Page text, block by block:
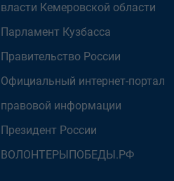
власти Кемеровской области
Парламент Кузбасса
Правительство России
Официальный интернет-портал
правовой информации
Президент России
ВОЛОНТЕРЫПОБЕДЫ.РФ